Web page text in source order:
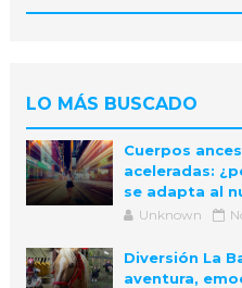
LO MÁS BUSCADO
Cuerpos
aceleradas:
se adapta al
Unknown
Diversión La
aventura,